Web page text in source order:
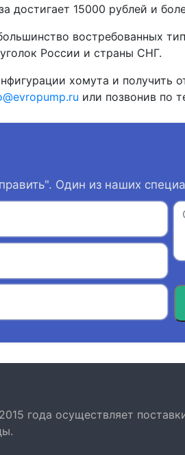
достигает 15000 рублей и
востребованных
России и страны СНГ.
хомута и получить
или позвонив по
Один из наших
года осуществляет